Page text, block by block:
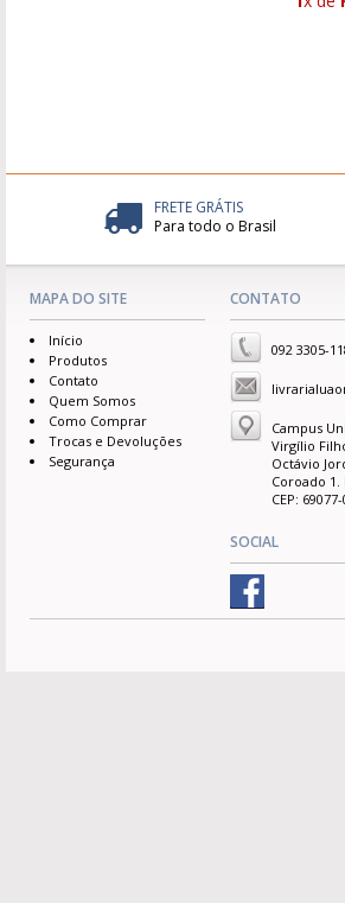
FRETE GRÁTIS
Para todo o Brasil
MAPA DO SITE
Início
Produtos
Contato
Quem Somos
Como Comprar
Trocas e Devoluções
Segurança
CONTATO
092 3305-
Campus
Virgílio
Octávio
Coroado 1.
CEP:
SOCIAL